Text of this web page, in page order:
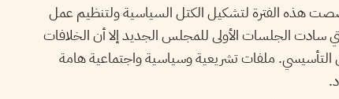
هذه الفترة لتشكيل الكتل السياسية ولتنظيم عمل
سادت الجلسات الأولى للمجلس الجديد إلا أن الخلافات
ملفات تشريعية وسياسية واجتماعية هامة